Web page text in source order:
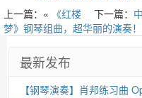
下一篇：
上一篇：« 《红楼
梦》钢琴组曲，超华丽的演奏！
最新发布
【钢琴演奏】肖邦练习曲